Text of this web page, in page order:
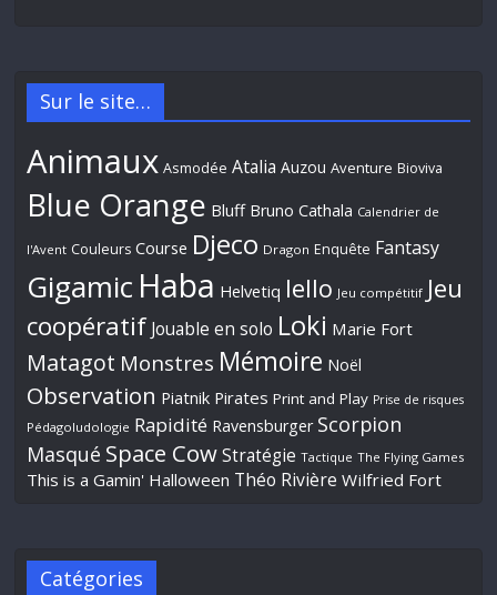
Sur le site…
Animaux Asmodée Atalia Auzou Aventure Bioviva
Blue Orange Bluff Bruno Cathala Calendrier de
l'Avent Couleurs Course Djeco Dragon Enquête Fantasy
Gigamic Haba Helvetiq Iello Jeu compétitif Jeu
coopératif Jouable en solo Loki Marie Fort
Matagot Monstres Mémoire Noël
Observation Piatnik Pirates Print and Play Prise de risques
Pédagoludologie Rapidité Ravensburger Scorpion
Masqué Space Cow Stratégie Tactique The Flying Games
This is a Gamin' Halloween Théo Rivière Wilfried Fort
Catégories